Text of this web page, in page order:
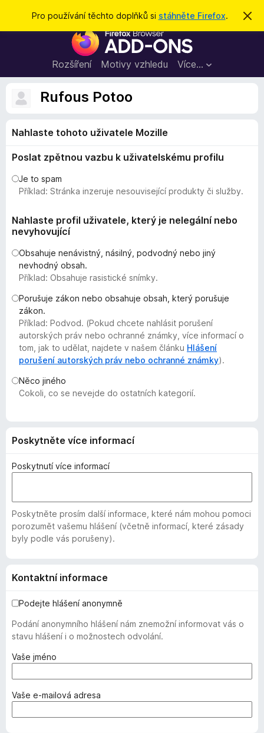
Pro používání těchto doplňků si stáhněte Firefox.
S
r
D
o
p
l
k
d
p
o
l
e
č
F
r
e
f
x
Rozšíření Motivy vzhledu Více…
Přihlásit se
Rufous Potoo
Nahlaste tohoto uživatele Mozille
Poslat zpětnou vazbu k uživatelskému profilu
Je to spam
Příklad: Stránka inzeruje nesouvisející produkty či služby.
Nahlaste profil uživatele, který je nelegální nebo
nevyhovující
Obsahuje nenávistný, násilný, podvodný nebo jiný
nevhodný obsah.
Příklad: Obsahuje rasistické snímky.
Porušuje zákon nebo obsahuje obsah, který porušuje
zákon.
Příklad: Podvod. (Pokud chcete nahlásit porušení
autorských práv nebo ochranné známky, více informací o
tom, jak to udělat, najdete v našem článku Hlášení
porušení autorských práv nebo ochranné známky).
Něco jiného
Cokoli, co se nevejde do ostatních kategorií.
Poskytněte více informací
Poskytnutí více informací
Poskytněte prosím další informace, které nám mohou pomoci
porozumět vašemu hlášení (včetně informací, které zásady
byly podle vás porušeny).
Kontaktní informace
Podejte hlášení anonymně
Podání anonymního hlášení nám znemožní informovat vás o
stavu hlášení i o možnostech odvolání.
Vaše jméno
y
ž
d
Vaše e-mailová adresa
y